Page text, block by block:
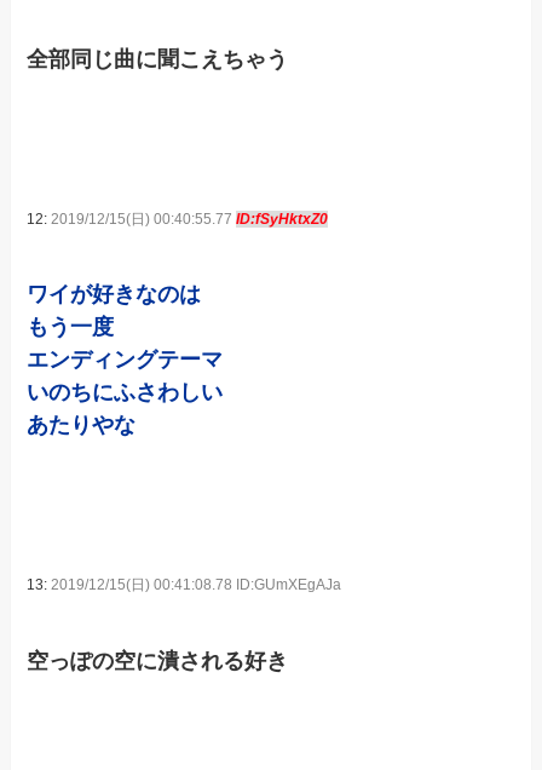
全部同じ曲に聞こえちゃう
12: 2019/12/15(日) 00:40:55.77ID:fSyHktxZ0
ワイが好きなのは
もう一度
エンディングテーマ
いのちにふさわしい
あたりやな
13:2019/12/15(日) 00:41:08.78 ID:GUmXEgAJa
空っぽの空に潰される好き